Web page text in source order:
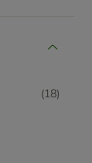
(18)